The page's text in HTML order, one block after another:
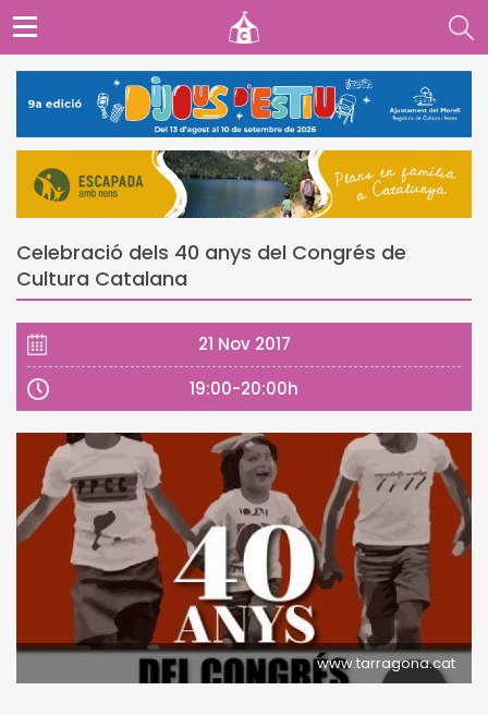
Celebració dels 40 anys del Congrés de
Cultura Catalana
21 Nov 2017
19:00-20:00h
www.tarragona.cat